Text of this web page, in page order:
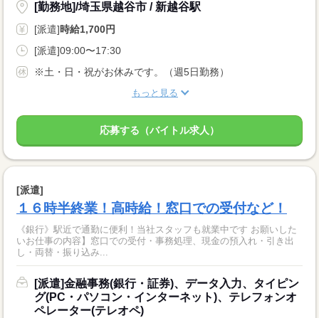
[勤務地]/埼玉県越谷市 / 新越谷駅
[派遣]時給1,700円
[派遣]09:00〜17:30
※土・日・祝がお休みです。（週5日勤務）
もっと見る
応募する（バイトル求人）
[派遣]
１６時半終業！高時給！窓口での受付など！
《銀行》駅近で通勤に便利！当社スタッフも就業中です お願いした
いお仕事の内容】窓口での受付・事務処理、現金の預入れ・引き出
し・両替・振り込み...
[派遣]金融事務(銀行・証券)、データ入力、タイピン
グ(PC・パソコン・インターネット)、テレフォンオ
ペレーター(テレオペ)